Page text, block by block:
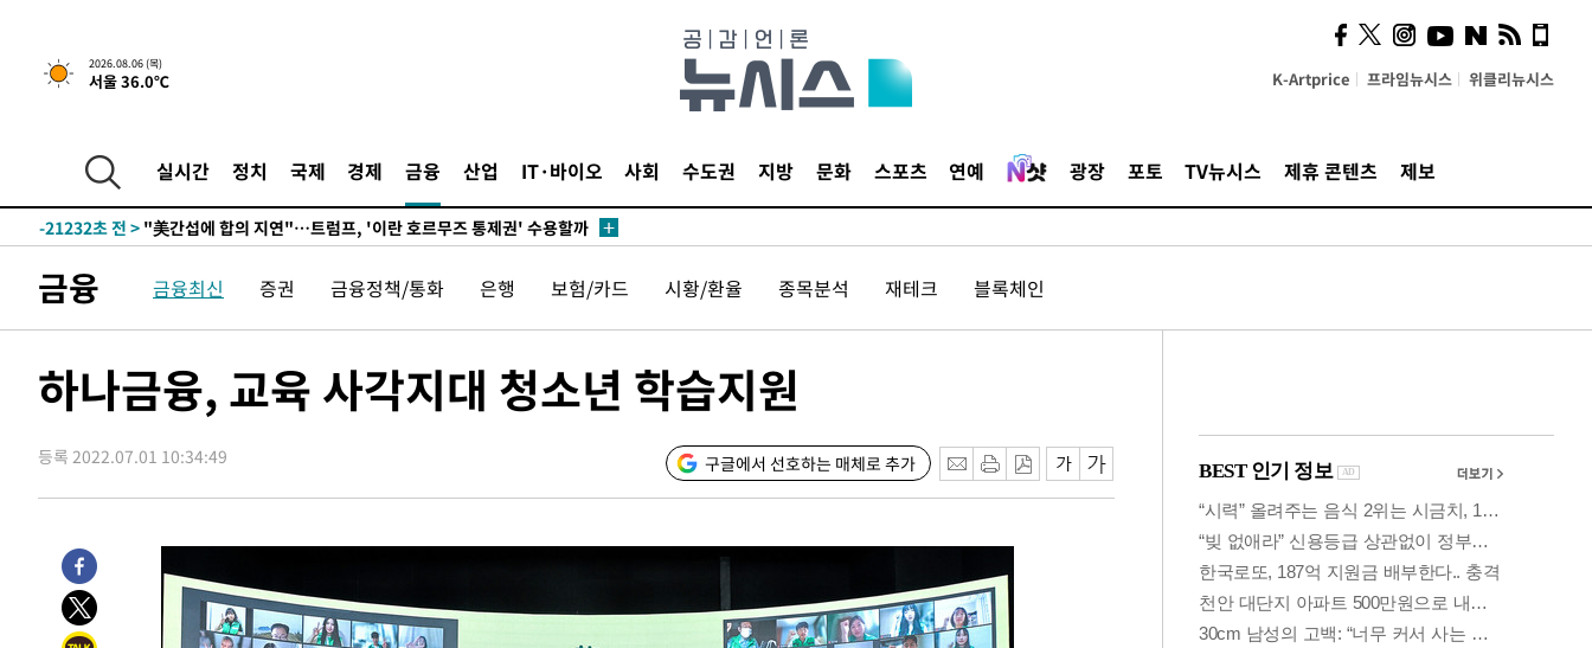
2026.08.06 (목)
서울 36.0℃ K-Artprice 프라임뉴시스 위클리뉴시스
실시간 정치 국제 경제 금융 산업 IT·바이오 사회 수도권 지방 문화 스포츠 연예 광장 포토 TV뉴시스 제휴 콘텐츠 제보
-31971초 전 >"여기 떨어졌다"…다누리, 스페이스X 로켓 달 충돌 흔적 포착
-21254초 전 >
트럼프, 한국계 진보 주지사 후보 맹공…"공산주의가 최대 위협"
-21232초 전 >"美간섭에 합의 지연"…트럼프, '이란 호르무즈 통제권' 수용할까
-17752초 전 > [속보]산업장관 "李정부, 원전 반대 안해…안정 전력 위해 불가피"
-16449초 전 >
색
-15836초 전 > [속보]산업장관 "美무역법 제301조 과잉생산 결과 발표 8월 중 예
상
-15629초 전 >[속보]코스피 매도사이드카 발동…4%대 급락
-14901초 전 >[속보]전남광주 초대 시민추천 부시장에 백승주·윤난실
-12462초 전 >서울 열대야 15일째 지속…비공식 '초열대야' 30도 넘어
-11012초 전 >[속보]코스피, 119.51포인트(1.81%) 내린 6478.75 개장
-7459초 전 >6월 경상수지 497.3억 달러…두 달 연속 사상 최대
-4772초 전 >
미 워싱턴주 스포캔 시의 통제불능 3개 산불, 방화선 일부 구축
50분 전 >
[속보] 호르무즈 해협 이란-오만 협상 기대속 뉴욕증시 혼조 마감 다우
0.49%↑
1시간 전 >
[속보] 이란 대통령 "지금 최고지도자와 소통하기가 매우 어려워" 취임
금융 금융최신 증권 금융정책/통화 은행 보험/카드 시황/환율 종목분석 재테크 블록체인
하나금융, 교육 사각지대 청소년 학습지원
등록 2022.07.01 10:34:49 구글에서 선호하는 매체로 추가
"5·8·9호선 출퇴근 혼잡,
정부 국비지원 필요"